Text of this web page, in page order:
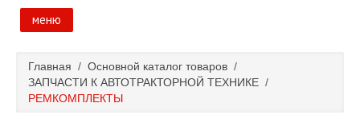
меню
Основной каталог товаров
Главная / Основной каталог товаров /
ЗАПЧАСТИ К АВТОТРАКТОРНОЙ ТЕХНИКЕ /
РЕМКОМПЛЕКТЫ